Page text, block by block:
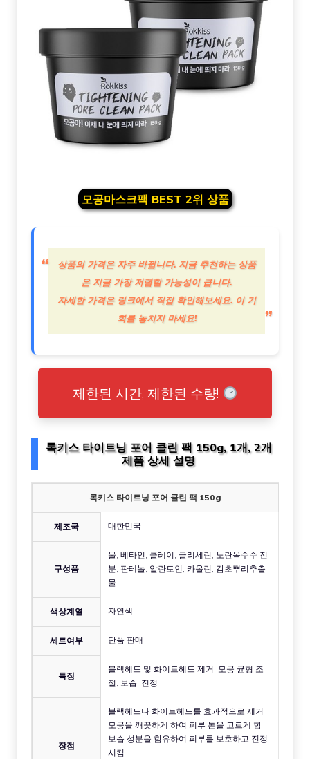
모공마스크팩 BEST 2위 상품
상품의 가격은 자주 바뀝니다. 지금 추천하는 상품
은 지금 가장 저렴할 가능성이 큽니다.
자세한 가격은 링크에서 직접 확인해보세요. 이 기
회를 놓치지 마세요!
제한된 시간, 제한된 수량!
록키스 타이트닝 포어 클린 팩 150g, 1개, 2개
제품 상세 설명
록키스 타이트닝 포어 클린 팩 150g
제조국 대한민국
구성품
물, 베타인, 클레이, 글리세린, 노란옥수수 전
분, 판테놀, 알란토인, 카올린, 감초뿌리추출
물
색상계열 자연색
세트여부 단품 판매
특징
블랙헤드 및 화이트헤드 제거, 모공 균형 조
절, 보습, 진정
장점
블랙헤드나 화이트헤드를 효과적으로 제거
모공을 깨끗하게 하여 피부 톤을 고르게 함
보습 성분을 함유하여 피부를 보호하고 진정
시킴